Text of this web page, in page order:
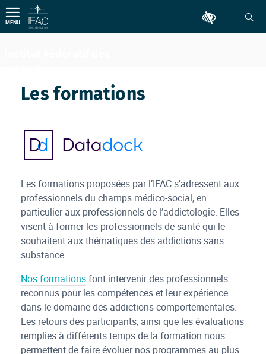
Aller
au
contenu
Comportementales
Outils
MENU
Les formations
Les formations proposées par l’IFAC s’adressent aux
professionnels du champs médico-social, en
particulier aux professionnels de l’addictologie. Elles
visent à former les professionnels de santé qui le
souhaitent aux thématiques des addictions sans
substance.
Nos formationsfont intervenir des professionnels
reconnus pour les compétences et leur expérience
dans le domaine des addictions comportementales.
Les retours des participants, ainsi que les évaluations
remplies à différents temps de la formation nous
permettent de faire évoluer nos programmes au plus